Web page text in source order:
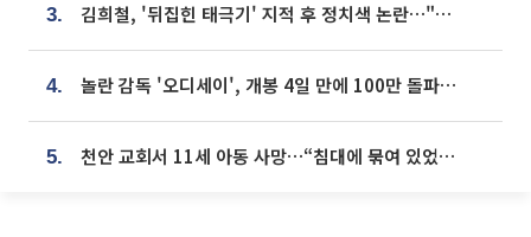
3. 김희철, '뒤집힌 태극기' 지적 후 정치색 논란…"좌우 떠나 우리나라 국기"
4. 놀란 감독 '오디세이', 개봉 4일 만에 100만 돌파⋯'왕사남' 보다 빠르다
5. 천안 교회서 11세 아동 사망…“침대에 묶여 있었다” 진술 확보